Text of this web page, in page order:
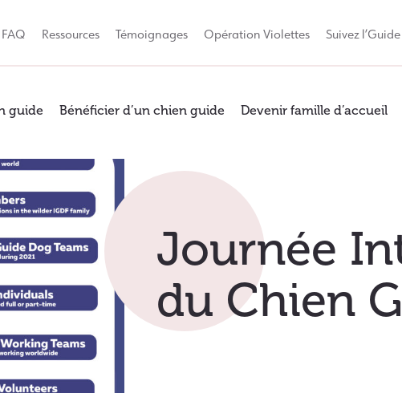
guide Bénéficier d’un chien guide Devenir famille d’accueil
FAQ Ressources Témoignages Opération Violettes Suivez
Journée
du Chien